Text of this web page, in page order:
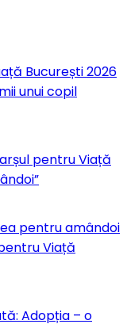
București 2026
unui copil
pentru Viață
pentru amândoi
Viață
Adopția – o